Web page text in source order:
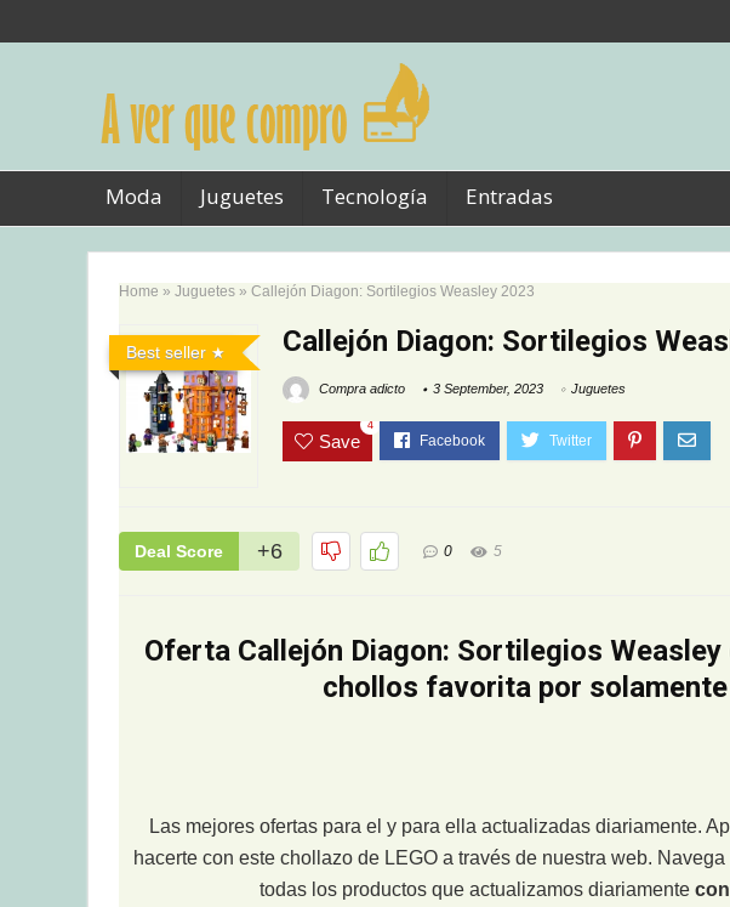
Moda Juguetes Tecnología Entradas
Home » Juguetes » Callejón Diagon: Sortilegios Weasley 2023
Best seller Callejón Diagon: Sortilegios
Compra adicto 3 September, 2023 Juguetes
Save
4
Deal Score +6 0 5
Oferta Callejón Diagon: Sortilegios Weasley
chollos favorita por solamente
Las mejores ofertas para el y para ella actualizadas diariamente.
hacerte con este chollazo de LEGO a través de nuestra web.
todas los productos que actualizamos diariamente